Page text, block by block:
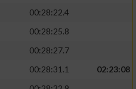
00:28:22.4
00:28:25.8
00:28:27.7
00:28:31.1
02:23:08